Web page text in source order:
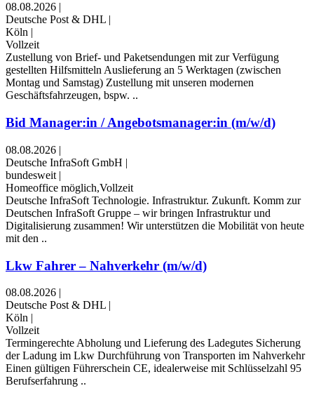
08.08.2026 |
Deutsche Post & DHL |
Köln |
Vollzeit
Zustellung von Brief- und Paketsendungen mit zur Verfügung
gestellten Hilfsmitteln Auslieferung an 5 Werktagen (zwischen
Montag und Samstag) Zustellung mit unseren modernen
Geschäftsfahrzeugen, bspw. ..
Bid Manager:in / Angebotsmanager:in (m/w/d)
08.08.2026 |
Deutsche InfraSoft GmbH |
bundesweit |
Homeoffice möglich,Vollzeit
Deutsche InfraSoft Technologie. Infrastruktur. Zukunft. Komm zur
Deutschen InfraSoft Gruppe – wir bringen Infrastruktur und
Digitalisierung zusammen! Wir unterstützen die Mobilität von heute
mit den ..
Lkw Fahrer – Nahverkehr (m/w/d)
08.08.2026 |
Deutsche Post & DHL |
Köln |
Vollzeit
Termingerechte Abholung und Lieferung des Ladegutes Sicherung
der Ladung im Lkw Durchführung von Transporten im Nahverkehr
Einen gültigen Führerschein CE, idealerweise mit Schlüsselzahl 95
Berufserfahrung ..